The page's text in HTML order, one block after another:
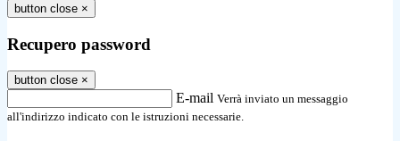
button close ×
Recupero password
button close ×
E-mail Verrà inviato un messaggio
all'indirizzo indicato con le istruzioni necessarie.